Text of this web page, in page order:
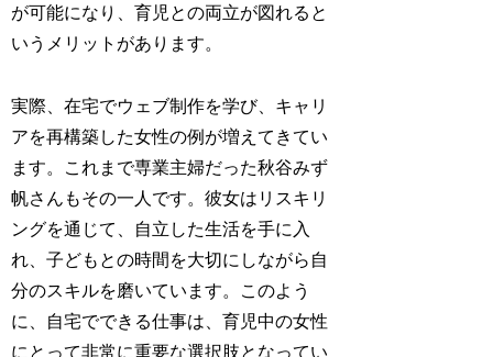
が可能になり、育児との両立が図れると
いうメリットがあります。
実際、在宅でウェブ制作を学び、キャリ
アを再構築した女性の例が増えてきてい
ます。これまで専業主婦だった秋谷みず
帆さんもその一人です。彼女はリスキリ
ングを通じて、自立した生活を手に入
れ、子どもとの時間を大切にしながら自
分のスキルを磨いています。このよう
に、自宅でできる仕事は、育児中の女性
にとって非常に重要な選択肢となってい